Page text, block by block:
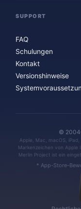
SUPPORT
FAQ
Schulungen
Kontakt
Versionshinweise
©
Apple, Mac, macOS, iPad,
Markenzeichen von Apple
Merlin Project ist ein
* App-Store-